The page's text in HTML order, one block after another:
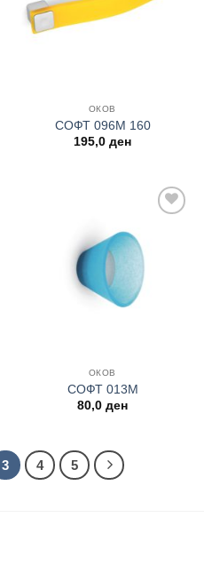
ОКОВ
СОФТ 096M 160
195,0 ден
ОКОВ
СОФТ 013М
80,0 ден
3 4 5